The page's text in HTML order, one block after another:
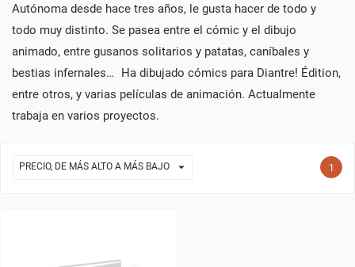
Autónoma desde hace tres años, le gusta hacer de todo y
todo muy distinto. Se pasea entre el cómic y el dibujo
animado, entre gusanos solitarios y patatas, caníbales y
bestias infernales… Ha dibujado cómics para Diantre! Édition,
entre otros, y varias películas de animación. Actualmente
trabaja en varios proyectos.
PRECIO, DE MÁS ALTO A MÁS BAJO  1